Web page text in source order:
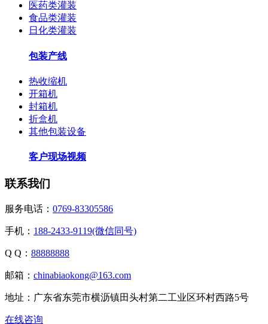
医药类灌装
食品类灌装
日化类灌装
包装产线
热收缩机
开箱机
封箱机
折盒机
其他包装设备
客户现场视频
联系我们
服务电话： 0769-83305586
手机： 188-2433-9119(微信同号)
Q Q： 88888888
邮箱： chinabiaokong@163.com
地址：广东省东莞市横沥镇田头村第二工业区环村西路5号
在线咨询